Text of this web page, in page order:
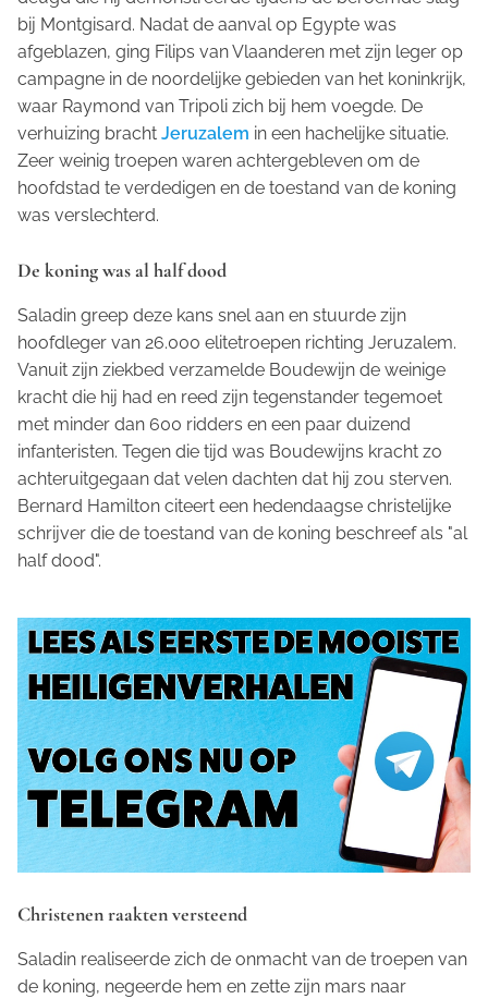
bij Montgisard. Nadat de aanval op Egypte was
afgeblazen, ging Filips van Vlaanderen met zijn leger op
campagne in de noordelijke gebieden van het koninkrijk,
waar Raymond van Tripoli zich bij hem voegde. De
verhuizing bracht Jeruzalem in een hachelijke situatie.
Zeer weinig troepen waren achtergebleven om de
hoofdstad te verdedigen en de toestand van de koning
was verslechterd.
De koning was al half dood
Saladin greep deze kans snel aan en stuurde zijn
hoofdleger van 26.000 elitetroepen richting Jeruzalem.
Vanuit zijn ziekbed verzamelde Boudewijn de weinige
kracht die hij had en reed zijn tegenstander tegemoet
met minder dan 600 ridders en een paar duizend
infanteristen. Tegen die tijd was Boudewijns kracht zo
achteruitgegaan dat velen dachten dat hij zou sterven.
Bernard Hamilton citeert een hedendaagse christelijke
schrijver die de toestand van de koning beschreef als "al
half dood".
Christenen raakten versteend
Saladin realiseerde zich de onmacht van de troepen van
de koning, negeerde hem en zette zijn mars naar